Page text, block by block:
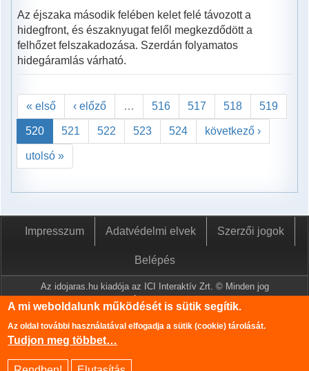
Az éjszaka második felében kelet felé távozott a
hidegfront, és északnyugat felől megkezdődött a
felhőzet felszakadozása. Szerdán folyamatos
hidegáramlás várható.
« első ‹ előző … 516 517 518 519
520 521 522 523 524 következő ›
utolsó »
Impresszum Adatvédelmi elvek Szerzői jogok
Belépés
Az idojaras.hu kiadója az ICI Interaktív Zrt. © Minden jog
fenntartva.
A www.idojaras.hu oldalon megjelenő tartalmakat a szerzői jogról
szóló 1999. évi LXXVI. törvény értelmében az ICI Interaktív Zrt
írásos engedélye nélkül tilos lemásolni és közzétenni.
Az oldalon található információk szerkesztéséhez az Országos
A mi weboldalunk működését is sütik segítik.
Az oldal további használatával elfogadja a sütik (cookie) tárolását.
Tudjon meg többet…